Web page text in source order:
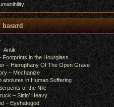
Antik
Footprints in the Hourglass
– Hierophany Of The Open Grave
– Mechanize
abolutes in Human Suffering
of the Nile
– Sittin’ Heavy
– Eyehategod